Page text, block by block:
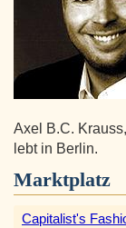
Axel B.C.
lebt in Berlin.
Marktplatz
Capitalist's